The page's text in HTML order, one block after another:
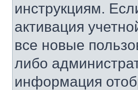
инструкциям.
активация
все новые
либо
информация